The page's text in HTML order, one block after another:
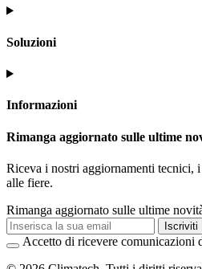
Soluzioni
Informazioni
Rimanga aggiornato sulle ultime
Riceva i nostri aggiornamenti tecnici,
alle fiere.
Rimanga aggiornato sulle ultime
Iscriviti
Accetto di ricevere comunicazioni